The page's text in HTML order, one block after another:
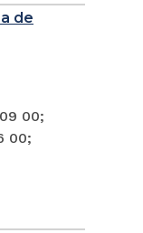
de
00;
00;